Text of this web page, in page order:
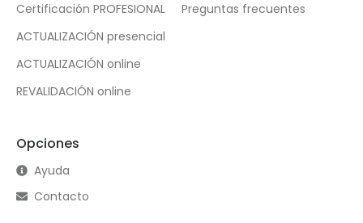
Certificación PROFESIONAL
ACTUALIZACIÓN presencial
ACTUALIZACIÓN online
REVALIDACIÓN online
Preguntas frecuentes
Opciones
Ayuda
Contacto